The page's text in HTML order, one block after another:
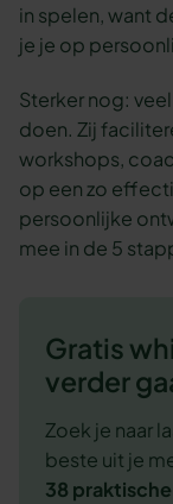
in spelen, want
je je op
Sterker nog:
doen. Zij
workshops,
op een zo
persoonlijke
mee in de 5
Gratis
verder
Zoek je naar
beste uit je
38